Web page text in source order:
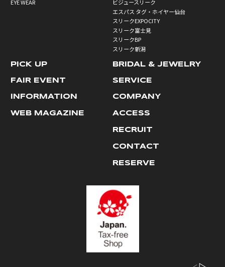
EYE WEAR
ビジュースリーク
エスパス タグ・ホイヤー仙台
スリークEXPOCITY
スリーク富士見
スリークBP
スリーク新潟
PICK UP
FAIR EVENT
INFORMATION
WEB MAGAZINE
BRIDAL & JEWELRY
SERVICE
COMPANY
ACCESS
RECRUIT
CONTACT
RESERVE